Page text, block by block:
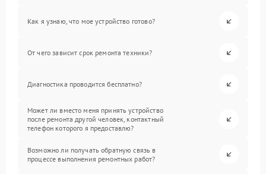
Как я узнаю, что мое устройство готово?
От чего зависит срок ремонта техники?
Диагностика проводится бесплатно?
Может ли вместо меня принять устройство
после ремонта другой человек, контактный
телефон которого я предоставлю?
Возможно ли получать обратную связь в
процессе выполнения ремонтных работ?